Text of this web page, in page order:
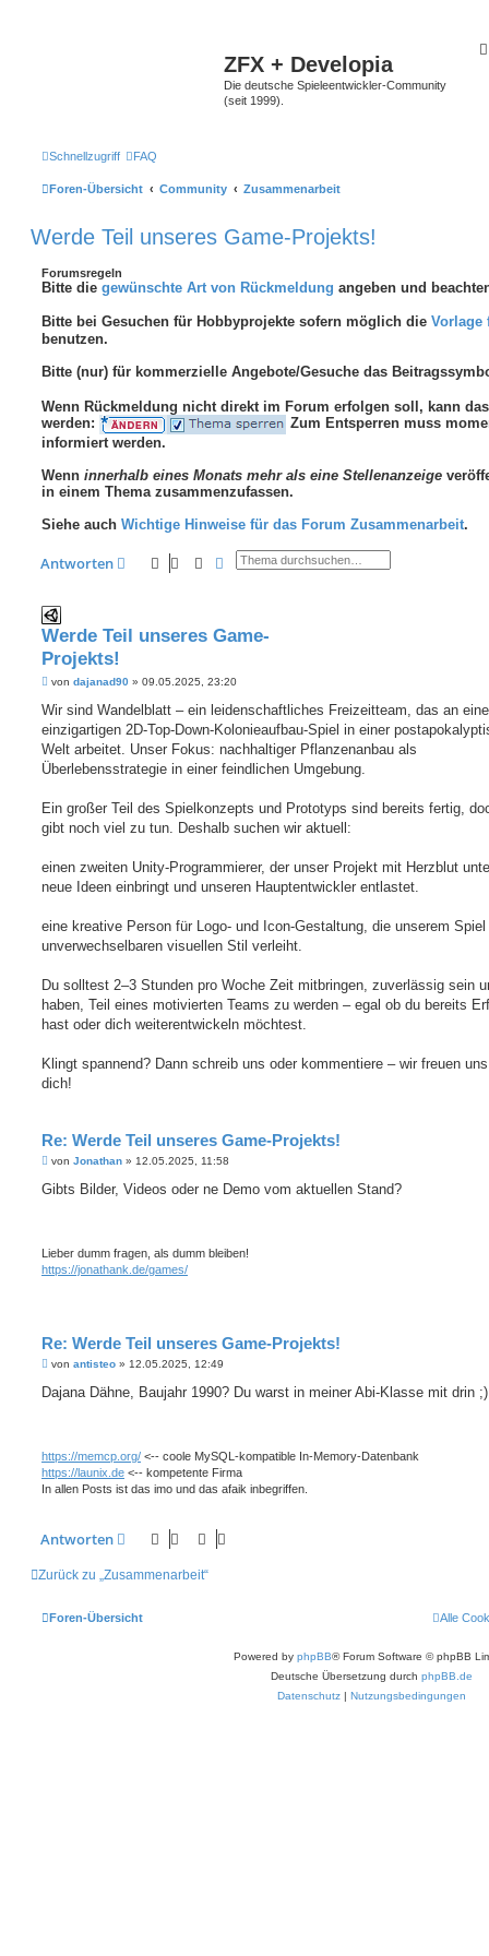
ZFX + Developia
Die deutsche Spieleentwickler-Community
(seit 1999).
Schnellzugriff FAQ
Foren-Übersicht Community Zusammenarbeit
Werde Teil unseres Game-Projekts!
Forumsregeln
Bitte die gewünschte Art von Rückmeldung angeben und
Bitte bei Gesuchen für Hobbyprojekte sofern möglich die Vorlage
benutzen.
Bitte (nur) für kommerzielle Angebote/Gesuche das
Wenn Rückmeldung nicht direkt im Forum erfolgen soll, kann
werden:
Zum Entsperren muss
informiert werden.
Wenn innerhalb eines Monats mehr als eine Stellenanzeige
in einem Thema zusammenzufassen.
Siehe auch Wichtige Hinweise für das Forum Zusammenarbeit.
Antworten SucheErweiterte Suche
Werde Teil unseres Game-
Projekts!
B
i
r
a
g
von dajanad90 » 09.05.2025, 23:20
Wir sind Wandelblatt – ein leidenschaftliches Freizeitteam, das an
einzigartigen 2D-Top-Down-Kolonieaufbau-Spiel in einer
Welt arbeitet. Unser Fokus: nachhaltiger Pflanzenanbau als
Überlebensstrategie in einer feindlichen Umgebung.
Ein großer Teil des Spielkonzepts und Prototyps sind bereits fertig,
gibt noch viel zu tun. Deshalb suchen wir aktuell:
einen zweiten Unity-Programmierer, der unser Projekt mit Herzblut
neue Ideen einbringt und unseren Hauptentwickler entlastet.
eine kreative Person für Logo- und Icon-Gestaltung, die unserem Spiel
unverwechselbaren visuellen Stil verleiht.
Du solltest 2–3 Stunden pro Woche Zeit mitbringen, zuverlässig sein
haben, Teil eines motivierten Teams zu werden – egal ob du bereits
hast oder dich weiterentwickeln möchtest.
Klingt spannend? Dann schreib uns oder kommentiere – wir freuen
dich!
Re: Werde Teil unseres Game-Projekts!
B
i
von Jonathan » 12.05.2025, 11:58
Gibts Bilder, Videos oder ne Demo vom aktuellen Stand?
Lieber dumm fragen, als dumm bleiben!
https://jonathank.de/games/
Re: Werde Teil unseres Game-Projekts!
B
i
von antisteo » 12.05.2025, 12:49
Dajana Dähne, Baujahr 1990? Du warst in meiner Abi-Klasse mit drin ;)
https://memcp.org/ <-- coole MySQL-kompatible In-Memory-Datenbank
https://launix.de <-- kompetente Firma
In allen Posts ist das imo und das afaik inbegriffen.
Antworten
Zurück zu „Zusammenarbeit“
Foren-Übersicht Alle
Powered by phpBB® Forum Software © phpBB
Deutsche Übersetzung durch phpBB.de
Datenschutz | Nutzungsbedingungen